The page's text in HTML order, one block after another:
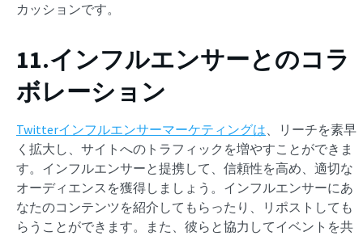
カッションです。
11.インフルエンサーとのコラ
ボレーション
Twitterインフルエンサーマーケティングは、リーチを素早
く拡大し、サイトへのトラフィックを増やすことができま
す。インフルエンサーと提携して、信頼性を高め、適切な
オーディエンスを獲得しましょう。インフルエンサーにあ
なたのコンテンツを紹介してもらったり、リポストしても
らうことができます。また、彼らと協力してイベントを共